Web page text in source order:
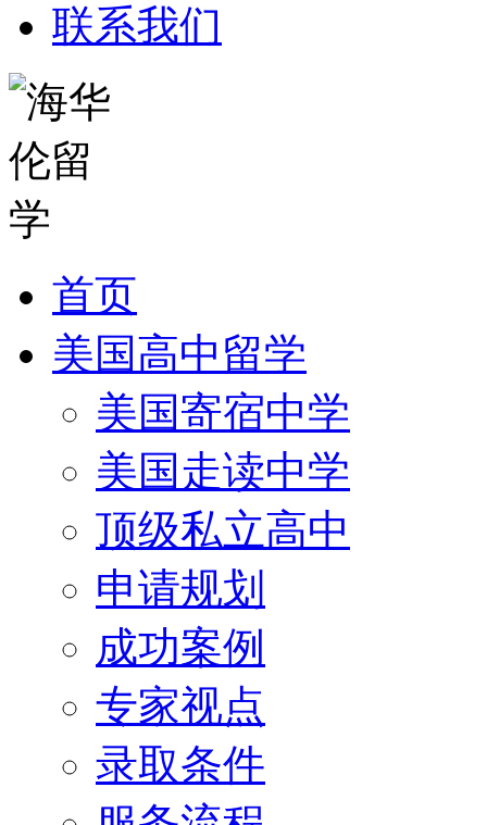
联系我们
首页
美国高中留学
美国寄宿中学
美国走读中学
顶级私立高中
申请规划
成功案例
专家视点
录取条件